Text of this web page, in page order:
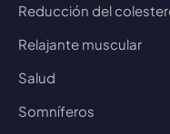
Reducción del
Relajante muscular
Salud
Somníferos